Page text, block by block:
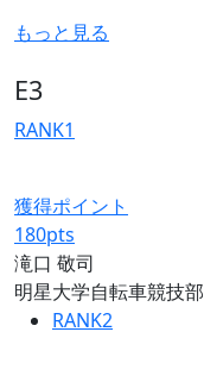
もっと見る
E3
RANK1
獲得ポイント
180pts
滝口 敬司
明星大学自転車競技部
RANK2